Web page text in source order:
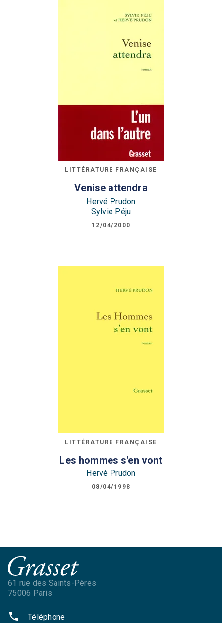
LITTÉRATURE FRANÇAISE
Venise attendra
Hervé Prudon
Sylvie Péju
12/04/2000
LITTÉRATURE FRANÇAISE
Les hommes s'en vont
Hervé Prudon
08/04/1998
61 rue des Saints-Pères
75006 Paris
phone Téléphone